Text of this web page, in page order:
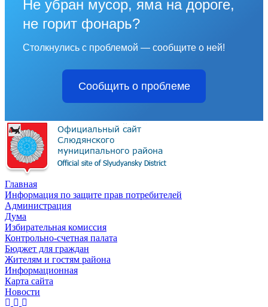
Не убран мусор, яма на дороге,
не горит фонарь?
Столкнулись с проблемой — сообщите о ней!
Сообщить о проблеме
Главная
Информация по защите прав потребителей
Администрация
Дума
Избирательная комиссия
Контрольно-счетная палата
Бюджет для граждан
Жителям и гостям района
Информационная
Карта сайта
Новости